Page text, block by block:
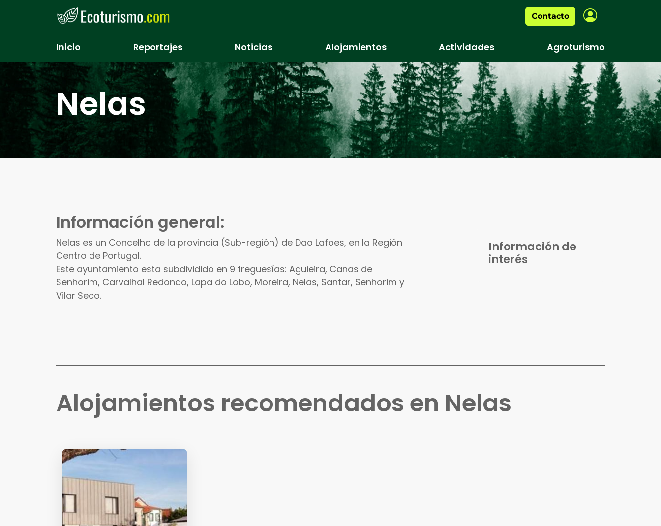
Pasar al contenido principal
Contacto
Inicio Reportajes Noticias Alojamientos Actividades Agroturismo
Nelas
Información general:
Nelas es un Concelho de la provincia (Sub-región) de Dao Lafoes, en la Región
Centro de Portugal.
Este ayuntamiento esta subdividido en 9 freguesías: Aguieira, Canas de
Senhorim, Carvalhal Redondo, Lapa do Lobo, Moreira, Nelas, Santar, Senhorim y
Vilar Seco.
Información de
interés
Alojamientos recomendados en Nelas